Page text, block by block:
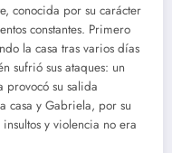
conocida por su carácter
constantes. Primero
la casa tras varios días
sufrió sus ataques: un
provocó su salida
casa y Gabriela, por su
y violencia no era